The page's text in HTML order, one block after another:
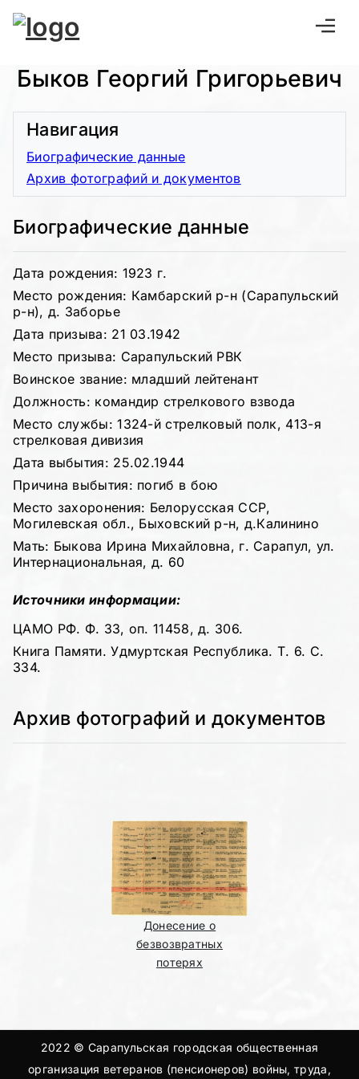
Быков Георгий Григорьевич
Биографические данные
Дата рождения: 1923 г.
Место рождения: Камбарский р-н (Сарапульский
р-н), д. Заборье
Дата призыва: 21 03.1942
Место призыва: Сарапульский РВК
Воинское звание: младший лейтенант
Должность: командир стрелкового взвода
Место службы: 1324-й стрелковый полк, 413-я
стрелковая дивизия
Дата выбытия: 25.02.1944
Причина выбытия: погиб в бою
Место захоронения: Белорусская ССР,
Могилевская обл., Быховский р-н, д.Калинино
Мать: Быкова Ирина Михайловна, г. Сарапул, ул.
Интернациональная, д. 60
Источники информации:
ЦАМО РФ. Ф. 33, оп. 11458, д. 306.
Книга Памяти. Удмуртская Республика. Т. 6. С.
334.
Навигация
Биографические данные
Архив фотографий и документов
Архив фотографий и документов
Донесение о
безвозвратных
потерях
2022 © Сарапульская городская общественная
организация ветеранов (пенсионеров) войны, труда,